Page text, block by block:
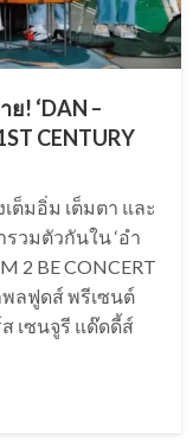
! ‘DAN –
CENTURY
ต็มอิ่ม เต็มตา และ
วมตัวกันใน ‘อำ
2 BE CONCERT
ำพลฟูดส์ พรีเซนต์
เซนจูรี แด๊ดดี้ส์